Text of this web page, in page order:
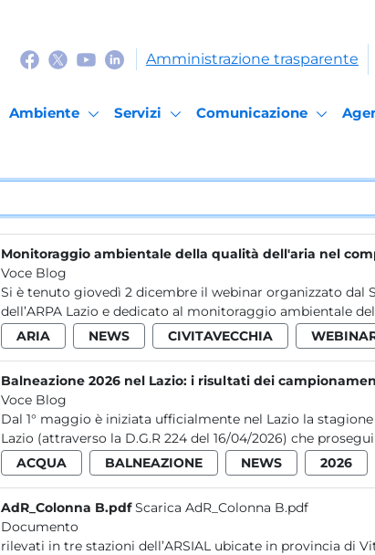
Amministrazione trasparente
Ambiente Servizi Comunicazione
Monitoraggio ambientale della qualità dell'aria nel
Voce Blog
Si è tenuto giovedì 2 dicembre il webinar organizzato
dell’ARPA Lazio e dedicato al monitoraggio ambientale
ARIA
NEWS CIVITAVECCHIA
Balneazione 2026 nel Lazio: i risultati dei
Voce Blog
Dal 1° maggio è iniziata ufficialmente nel Lazio la
Lazio (attraverso la D.G.R 224 del 16/04/2026) che
ACQUA
BALNEAZIONE NEWS 2026
AdR_Colonna B.pdf Scarica AdR_Colonna B.pdf
Documento
rilevati in tre stazioni dell’ARSIAL ubicate in